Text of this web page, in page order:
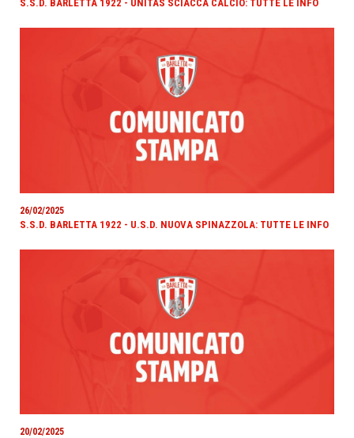
S.S.D. BARLETTA 1922 - UNITAS SCIACCA CALCIO: TUTTE LE INFO
26/02/2025
S.S.D. BARLETTA 1922 - U.S.D. NUOVA SPINAZZOLA: TUTTE LE INFO
20/02/2025